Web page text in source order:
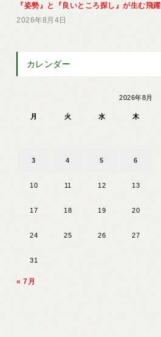
『姿勢』と『良いところ探し』が生む飛躍
2026年8月4日
カレンダー
2026年8月
月 火 水 木
3 4 5 6
10 11 12 13
17 18 19 20
24 25 26 27
31
« 7月